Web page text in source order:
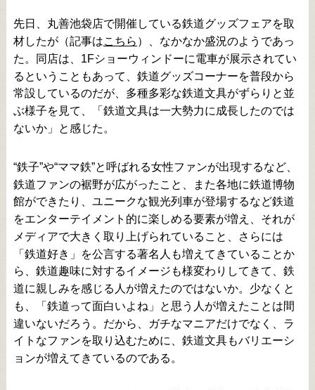
先日、丸善池袋店で開催している鉄道グッズフェアを取
材したが（記事はこちら ）、なかなか盛況のようであっ
た。同店は、1Fショーウィンドーに電車が展示されてい
るということもあって、鉄道グッズコーナーを普段から
常設しているのだが、多種多彩な鉄道文具がずらりと並
ぶ様子を見て、「鉄道文具は一大勢力に成長したのでは
ないか」と感じた。
“鉄子”や“ママ鉄”と呼ばれる女性ファンが出現するなど、
鉄道ファンの裾野が広がったこと、また各地に鉄道博物
館ができたり、ユニークな観光列車が登場するなど鉄道
をエンターテイメント的に楽しめる要素が増え、それが
メディアで大きく取り上げられていること、さらには
「鉄道好き」を公言する著名人も増えてきていることか
ら、鉄道趣味に対するイメージも様変わりしてきて、鉄
道に親しみを感じる人が増えたのではないか。少なくと
も、「鉄道って面白いよね」と思う人が増えたことは間
違いないだろう。だから、ガチなマニアだけでなく、ラ
イトなファンを取り込むために、鉄道文具もバリエーシ
ョンが増えてきているのである。